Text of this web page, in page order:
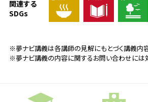
関連する
SDGs
※夢ナビ講義は各講師の見解にもとづく講義内容
※夢ナビ講義の内容に関するお問い合わせには